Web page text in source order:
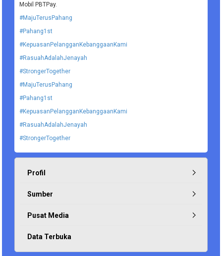
Mobil PBTPay.
#MajuTerusPahang
#Pahang1st
#KepuasanPelangganKebanggaanKami
#RasuahAdalahJenayah
#StrongerTogether
#MajuTerusPahang
#Pahang1st
#KepuasanPelangganKebanggaanKami
#RasuahAdalahJenayah
#StrongerTogether
Profil
Sumber
Pusat Media
Data Terbuka